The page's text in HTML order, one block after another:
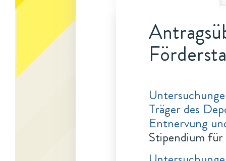
Träger des
Entnervung
Stipendium für